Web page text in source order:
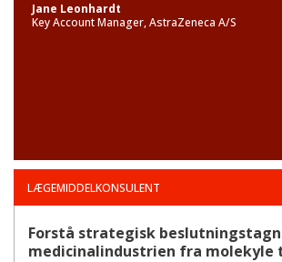
Jane Leonhardt
Key Account Manager, AstraZeneca A/S
LÆGEMIDDELKONSULENT
Forstå strategisk
medicinalindustrien fra molekyle